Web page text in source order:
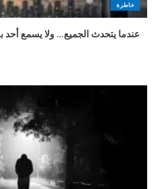
خاطرة
عندما يتحدث الجميع… ولا يسمع أحد